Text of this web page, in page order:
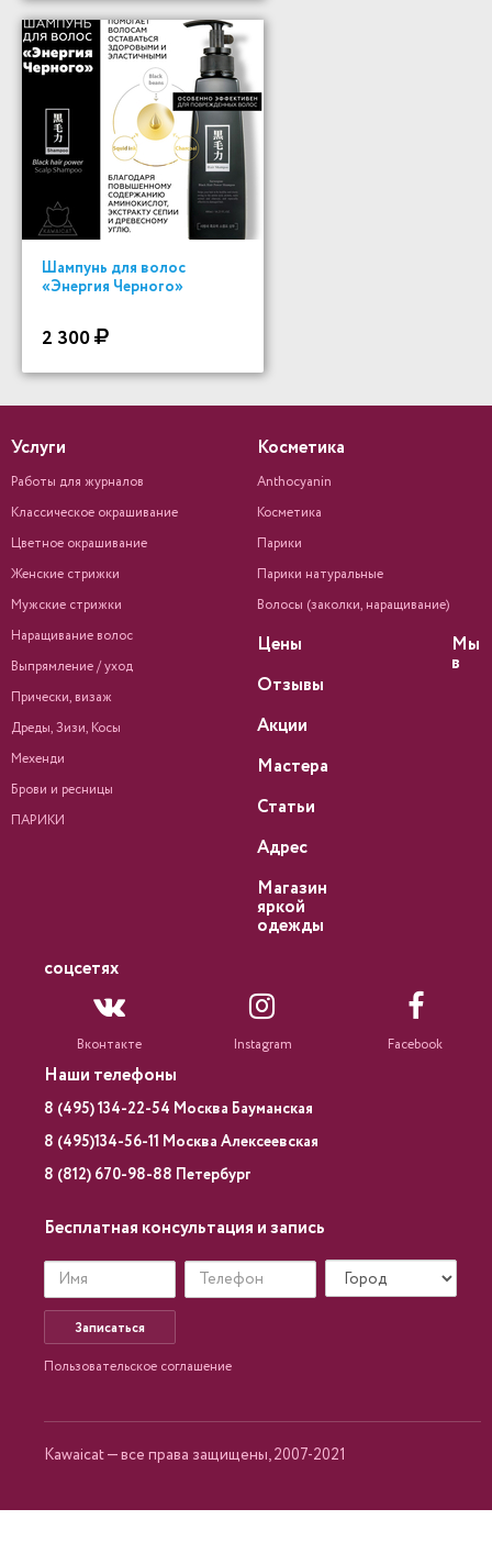
Шампунь для волос
«Энергия Черного»
2 300
Услуги
Работы для журналов
Классическое окрашивание
Цветное окрашивание
Женские стрижки
Мужские стрижки
Наращивание волос
Выпрямление / уход
Прически, визаж
Дреды, Зизи, Косы
Мехенди
Брови и ресницы
ПАРИКИ
Косметика
Anthocyanin
Косметика
Парики
Парики натуральные
Волосы (заколки, наращивание)
Цены
Отзывы
Акции
Мастера
Статьи
Адрес
Магазин
яркой
одежды
Мы
в
соцсетях
Вконтакте Instagram Facebook
Наши телефоны
8 (495) 134-22-54 Москва Бауманская
8 (495)134-56-11 Москва Алексеевская
8 (812) 670-98-88 Петербург
Бесплатная консультация и запись
Записаться
Пользовательское соглашение
Kawaicat — все права защищены, 2007-2021